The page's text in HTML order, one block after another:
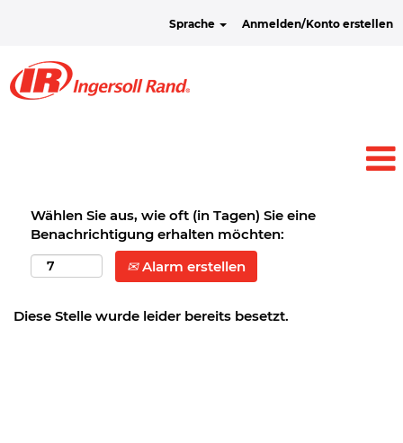
Sprache Anmelden/Konto erstellen
Wählen Sie aus, wie oft (in Tagen) Sie eine
Benachrichtigung erhalten möchten:
Alarm erstellen
Diese Stelle wurde leider bereits besetzt.